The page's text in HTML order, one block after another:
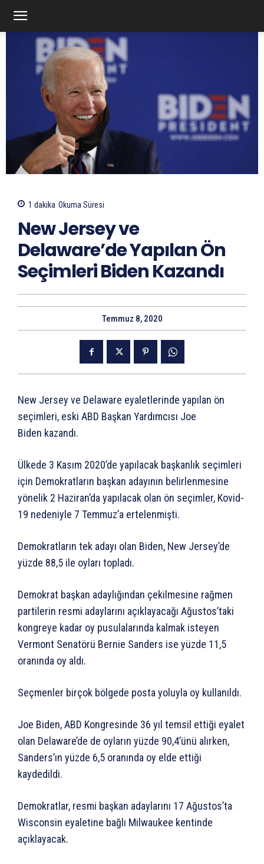
1 dakika Okuma Süresi
New Jersey ve
Delaware’de Yapılan Ön
Seçimleri Biden Kazandı
Temmuz 8, 2020
New Jersey ve Delaware eyaletlerinde yapılan ön
seçimleri, eski ABD Başkan Yardımcısı Joe
Biden kazandı.
Ülkede 3 Kasım 2020’de yapılacak başkanlık seçimleri
için Demokratların başkan adayının belirlenmesine
yönelik 2 Haziran’da yapılacak olan ön seçimler, Kovid-
19 nedeniyle 7 Temmuz’a ertelenmişti.
Demokratların tek adayı olan Biden, New Jersey’de
yüzde 88,5 ile oyları topladı.
Demokrat başkan adaylığından çekilmesine rağmen
partilerin resmi adaylarını açıklayacağı Ağustos’taki
kongreye kadar oy pusulalarında kalmak isteyen
Vermont Senatörü Bernie Sanders ise yüzde 11,5
oranında oy aldı.
Seçmenler birçok bölgede posta yoluyla oy kullanıldı.
Joe Biden, ABD Kongresinde 36 yıl temsil ettiği eyalet
olan Delaware’de de oyların yüzde 90,4’ünü alırken,
Sanders’ın yüzde 6,5 oranında oy elde ettiği
kaydedildi.
Demokratlar, resmi başkan adaylarını 17 Ağustos’ta
Wisconsin eyaletine bağlı Milwaukee kentinde
açıklayacak.